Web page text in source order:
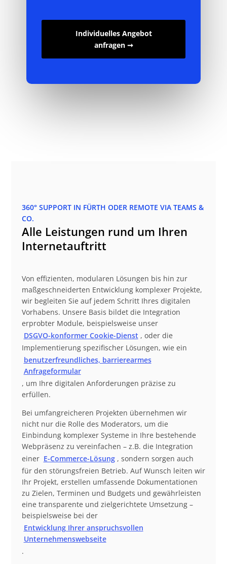
Individuelles Angebot
anfragen ➞
360° SUPPORT IN FÜRTH ODER REMOTE VIA TEAMS &
CO.
Alle Leistungen rund um Ihren
Internetauftritt
Von effizienten, modularen Lösungen bis hin zur
maßgeschneiderten Entwicklung komplexer Projekte,
wir begleiten Sie auf jedem Schritt Ihres digitalen
Vorhabens. Unsere Basis bildet die Integration
erprobter Module, beispielsweise unser
DSGVO-konformer Cookie-Dienst , oder die
Implementierung spezifischer Lösungen, wie ein
benutzerfreundliches, barrierearmes
Anfrageformular
, um Ihre digitalen Anforderungen präzise zu
erfüllen.
Bei umfangreicheren Projekten übernehmen wir
nicht nur die Rolle des Moderators, um die
Einbindung komplexer Systeme in Ihre bestehende
Webpräsenz zu vereinfachen – z.B. die Integration
einer E-Commerce-Lösung , sondern sorgen auch
für den störungsfreien Betrieb. Auf Wunsch leiten wir
Ihr Projekt, erstellen umfassende Dokumentationen
zu Zielen, Terminen und Budgets und gewährleisten
eine transparente und zielgerichtete Umsetzung –
beispielsweise bei der
Entwicklung Ihrer anspruchsvollen
Unternehmenswebseite
.